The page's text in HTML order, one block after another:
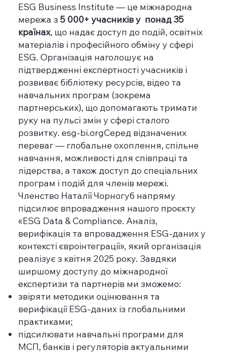
ESG Business Institute — це міжнародна
мережа з 5 000+ учасників у понад 35
країнах, що надає доступ до подій, освітніх
матеріалів і професійного обміну у сфері
ESG. Організація наголошує на
підтвердженні експертності учасників і
розвиває бібліотеку ресурсів, відео та
навчальних програм (зокрема
партнерських), що допомагають тримати
руку на пульсі змін у сфері сталого
розвитку. esg-bi.orgСеред відзначених
переваг — глобальне охоплення, спільне
навчання, можливості для співпраці та
лідерства, а також доступ до спеціальних
програм і подій для членів мережі.
Членство Наталії Чорногуб напряму
підсилює впровадження нашого проєкту
«ESG Data & Compliance. Аналіз,
верифікація та впровадження ESG-даних у
контексті євроінтеграції», який організація
реалізує з квітня 2025 року. Завдяки
ширшому доступу до міжнародної
експертизи та партнерів ми зможемо:
звіряти методики оцінювання та
верифікації ESG-даних із глобальними
практиками;
підсилювати навчальні програми для
МСП, банків і регуляторів актуальними